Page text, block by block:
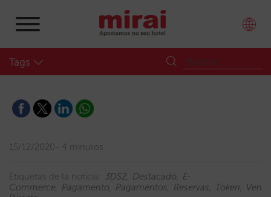
Tags
15/12/2020 4 minutos
Etiquetas de la noticia: 3DS2 Destacado
E-
Commerce
Pagamento Pagamentos Reservas Token